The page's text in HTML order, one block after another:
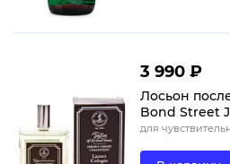
3 990 ₽
Лосьон
Bond Street
для